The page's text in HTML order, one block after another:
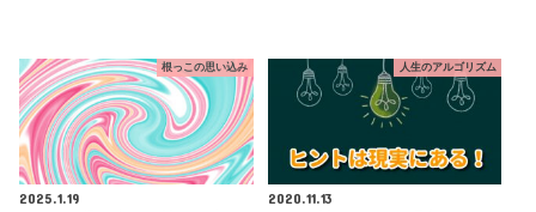
根っこの思い込み
2025.1.19
人生のアルゴリズム
2020.11.13